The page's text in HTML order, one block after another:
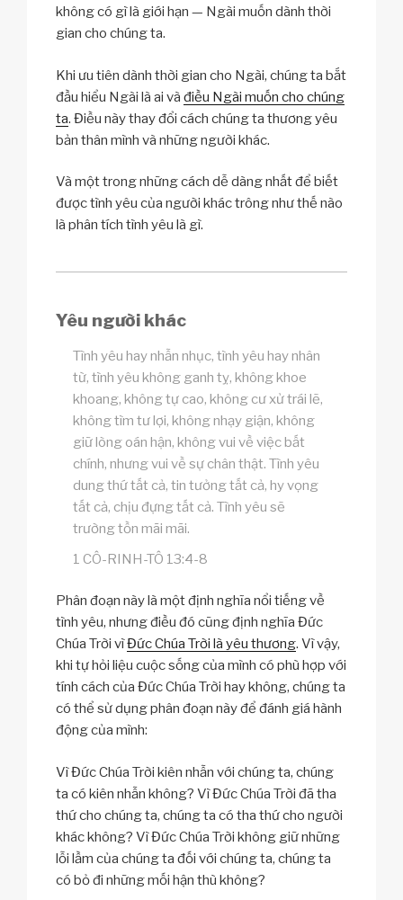
không có gì là giới hạn — Ngài muốn dành thời
gian cho chúng ta.
Khi ưu tiên dành thời gian cho Ngài, chúng ta bắt
đầu hiểu Ngài là ai và điều Ngài muốn cho chúng
ta. Điều này thay đổi cách chúng ta thương yêu
bản thân mình và những người khác.
Và một trong những cách dễ dàng nhất để biết
được tình yêu của người khác trông như thế nào
là phân tích tình yêu là gì.
Yêu người khác
Tình yêu hay nhẫn nhục, tình yêu hay nhân
từ, tình yêu không ganh tỵ, không khoe
khoang, không tự cao, không cư xử trái lẽ,
không tìm tư lợi, không nhạy giận, không
giữ lòng oán hận, không vui về việc bất
chính, nhưng vui về sự chân thật. Tình yêu
dung thứ tất cả, tin tưởng tất cả, hy vọng
tất cả, chịu đựng tất cả. Tình yêu sẽ
trường tồn mãi mãi.
1 CÔ-RINH-TÔ 13:4-8
Phân đoạn này là một định nghĩa nổi tiếng về
tình yêu, nhưng điều đó cũng định nghĩa Đức
Chúa Trời vìĐức Chúa Trời là yêu thương. Vì vậy,
khi tự hỏi liệu cuộc sống của mình có phù hợp với
tính cách của Đức Chúa Trời hay không, chúng ta
có thể sử dụng phân đoạn này để đánh giá hành
động của mình:
Vì Đức Chúa Trời kiên nhẫn với chúng ta, chúng
ta có kiên nhẫn không? Vì Đức Chúa Trời đã tha
thứ cho chúng ta, chúng ta có tha thứ cho người
khác không? Vì Đức Chúa Trời không giữ những
lỗi lầm của chúng ta đối với chúng ta, chúng ta
có bỏ đi những mối hận thù không?